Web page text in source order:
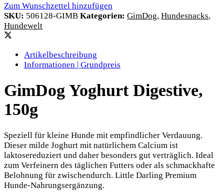
Zum Wunschzettel hinzufügen
SKU: 506128-GIMB Kategorien: GimDog, Hundesnacks,
Hundewelt
Artikelbeschreibung
Informationen | Grundpreis
GimDog Yoghurt Digestive,
150g
Speziell für kleine Hunde mit empfindlicher Verdauung.
Dieser milde Joghurt mit natürlichem Calcium ist
laktosereduziert und daher besonders gut verträglich. Ideal
zum Verfeinern des täglichen Futters oder als schmackhafte
Belohnung für zwischendurch. Little Darling Premium
Hunde-Nahrungsergänzung.